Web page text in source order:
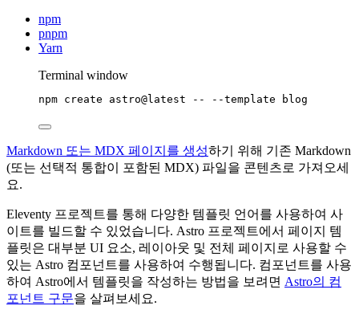
npm
pnpm
Yarn
Terminal window
npm create astro@latest -- --template blog
Markdown 또는 MDX 페이지를 생성하기 위해 기존 Markdown
(또는 선택적 통합이 포함된 MDX) 파일을 콘텐츠로 가져오세
요.
Eleventy 프로젝트를 통해 다양한 템플릿 언어를 사용하여 사
이트를 빌드할 수 있었습니다. Astro 프로젝트에서 페이지 템
플릿은 대부분 UI 요소, 레이아웃 및 전체 페이지로 사용할 수
있는 Astro 컴포넌트를 사용하여 수행됩니다. 컴포넌트를 사용
하여 Astro에서 템플릿을 작성하는 방법을 보려면 Astro의 컴
포넌트 구문을 살펴보세요.